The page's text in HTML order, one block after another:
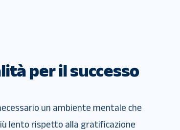
per il successo
un ambiente mentale che
lento rispetto alla gratificazione